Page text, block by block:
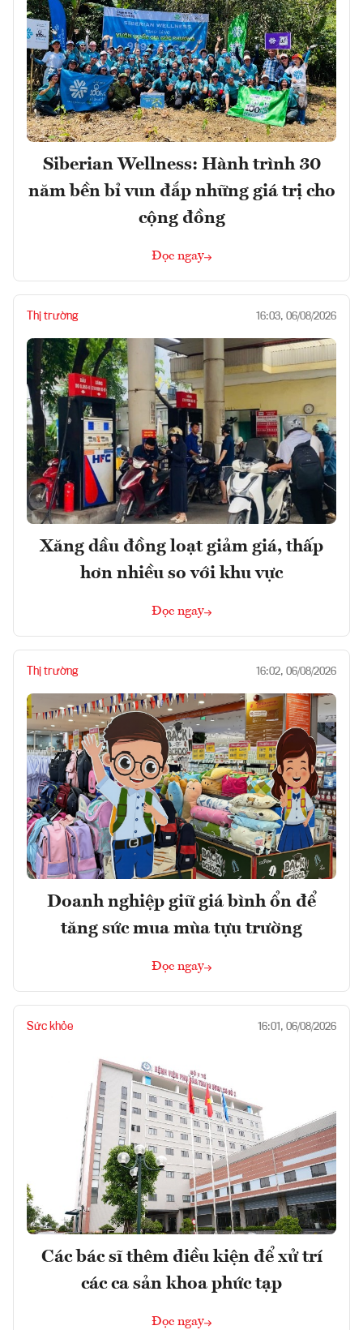
Siberian Wellness: Hành trình 30
năm bền bỉ vun đắp những giá trị cho
cộng đồng
Đọc ngay
Thị trường 16:03, 06/08/2026
Xăng dầu đồng loạt giảm giá, thấp
hơn nhiều so với khu vực
Đọc ngay
Thị trường 16:02, 06/08/2026
Doanh nghiệp giữ giá bình ổn để
tăng sức mua mùa tựu trường
Đọc ngay
Sức khỏe 16:01, 06/08/2026
Các bác sĩ thêm điều kiện để xử trí
các ca sản khoa phức tạp
Đọc ngay